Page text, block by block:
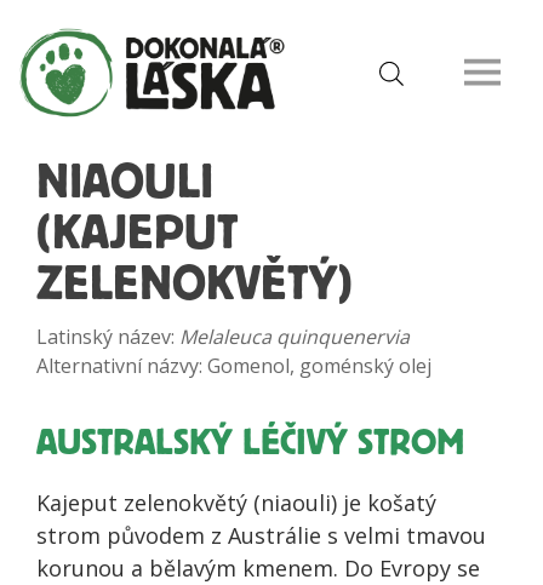
NIAOULI
(KAJEPUT
ZELENOKVĚTÝ)
Latinský název: Melaleuca quinquenervia
Alternativní názvy: Gomenol, goménský olej
AUSTRALSKÝ LÉČIVÝ STROM
Kajeput zelenokvětý (niaouli) je košatý
strom původem z Austrálie s velmi tmavou
korunou a bělavým kmenem. Do Evropy se